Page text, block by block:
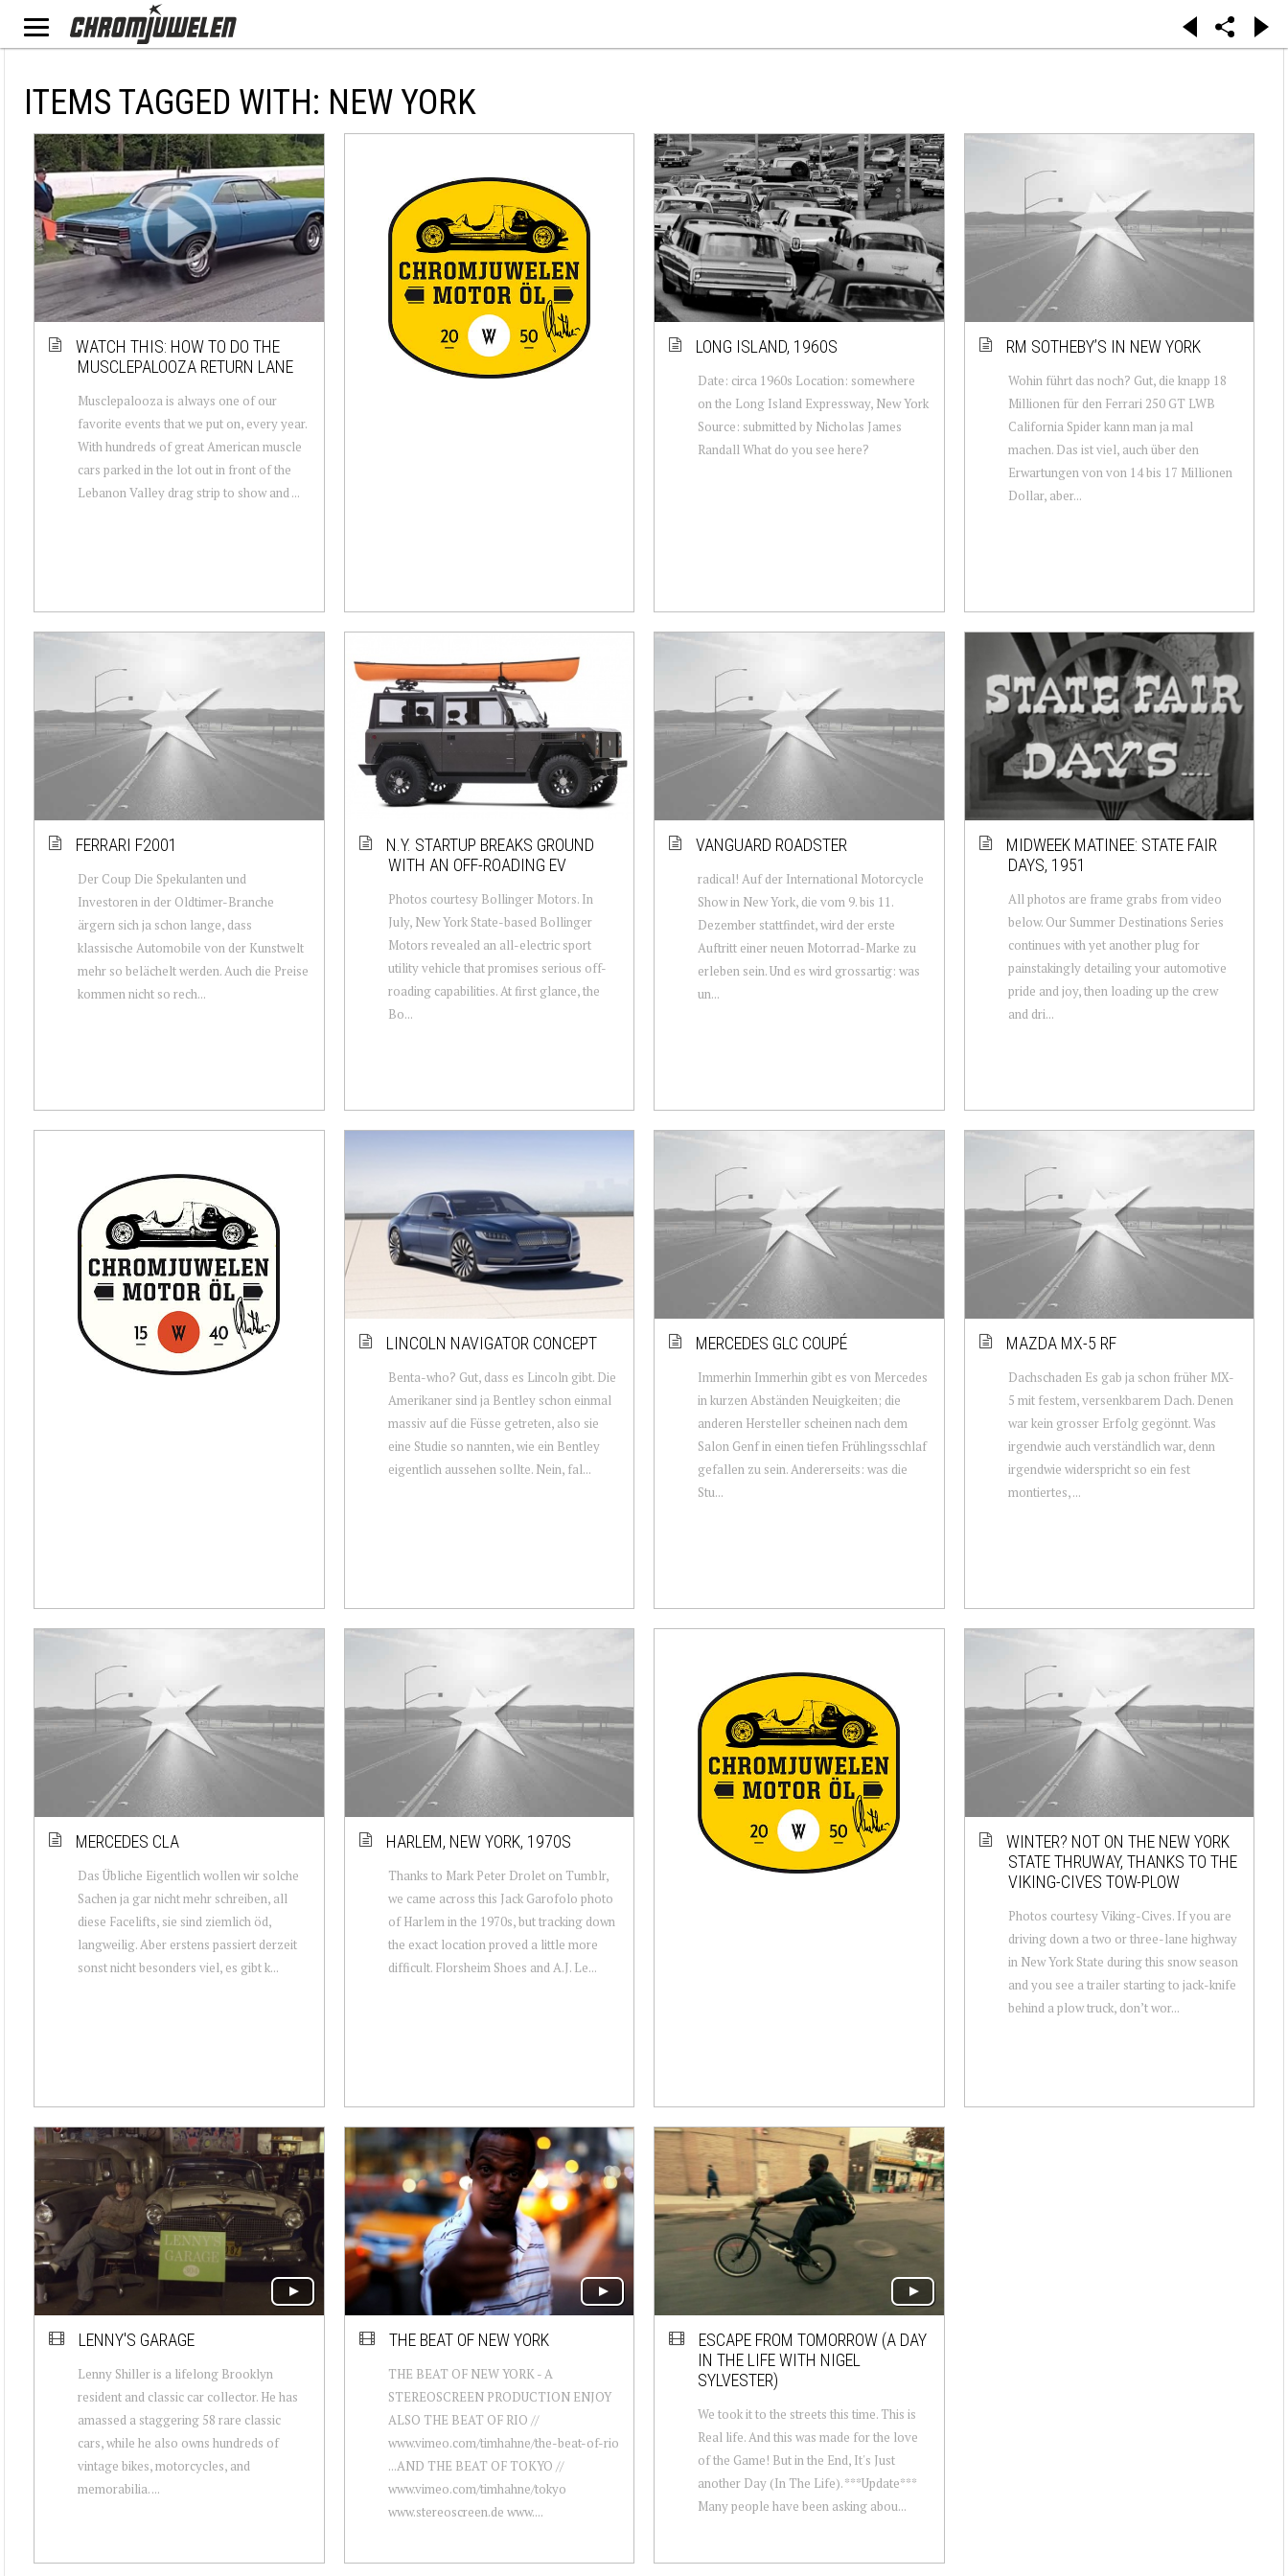
ITEMS TAGGED WITH: NEW YORK
WATCH THIS: HOW TO DO THE
MUSCLEPALOOZA RETURN LANE
Musclepalooza is always one of our
favorite events that we put on, every year.
With hundreds of great American muscle
cars parked in the lot out in front of the
Lebanon Valley drag strip to show and ...
LONG ISLAND, 1960S
Date: circa 1960s Location: somewhere
on the Long Island Expressway, New York
Source: submitted by Nicholas James
Randall What do you see here?
RM SOTHEBY’S IN NEW YORK
Wohin führt das noch? Gut, die knapp 18
Millionen für den Ferrari 250 GT LWB
California Spider kann man ja mal
machen. Das ist viel, auch über den
Erwartungen von von 14 bis 17 Millionen
Dollar, aber...
FERRARI F2001
Der Coup Die Spekulanten und
Investoren in der Oldtimer-Branche
ärgern sich ja schon lange, dass
klassische Automobile von der Kunstwelt
mehr so belächelt werden. Auch die Preise
kommen nicht so rech...
N.Y. STARTUP BREAKS GROUND
WITH AN OFF-ROADING EV
Photos courtesy Bollinger Motors. In
July, New York State-based Bollinger
Motors revealed an all-electric sport
utility vehicle that promises serious off-
roading capabilities. At first glance, the
Bo...
VANGUARD ROADSTER
radical! Auf der International Motorcycle
Show in New York, die vom 9. bis 11.
Dezember stattfindet, wird der erste
Auftritt einer neuen Motorrad-Marke zu
erleben sein. Und es wird grossartig: was
un...
MIDWEEK MATINEE: STATE FAIR
DAYS, 1951
All photos are frame grabs from video
below. Our Summer Destinations Series
continues with yet another plug for
painstakingly detailing your automotive
pride and joy, then loading up the crew
and dri...
LINCOLN NAVIGATOR CONCEPT
Benta-who? Gut, dass es Lincoln gibt. Die
Amerikaner sind ja Bentley schon einmal
massiv auf die Füsse getreten, also sie
eine Studie so nannten, wie ein Bentley
eigentlich aussehen sollte. Nein, fal...
MERCEDES GLC COUPÉ
Immerhin Immerhin gibt es von Mercedes
in kurzen Abständen Neuigkeiten; die
anderen Hersteller scheinen nach dem
Salon Genf in einen tiefen Frühlingsschlaf
gefallen zu sein. Andererseits: was die
Stu...
MAZDA MX-5 RF
Dachschaden Es gab ja schon früher MX-
5 mit festem, versenkbarem Dach. Denen
war kein grosser Erfolg gegönnt. Was
irgendwie auch verständlich war, denn
irgendwie widerspricht so ein fest
montiertes, ...
MERCEDES CLA
Das Übliche Eigentlich wollen wir solche
Sachen ja gar nicht mehr schreiben, all
diese Facelifts, sie sind ziemlich öd,
langweilig. Aber erstens passiert derzeit
sonst nicht besonders viel, es gibt k...
HARLEM, NEW YORK, 1970S
Thanks to Mark Peter Drolet on Tumblr,
we came across this Jack Garofolo photo
of Harlem in the 1970s, but tracking down
the exact location proved a little more
difficult. Florsheim Shoes and A.J. Le...
WINTER? NOT ON THE NEW YORK
STATE THRUWAY, THANKS TO THE
VIKING-CIVES TOW-PLOW
Photos courtesy Viking-Cives. If you are
driving down a two or three-lane highway
in New York State during this snow season
and you see a trailer starting to jack-knife
behind a plow truck, don’t wor...
LENNY'S GARAGE
Lenny Shiller is a lifelong Brooklyn
resident and classic car collector. He has
amassed a staggering 58 rare classic
cars, while he also owns hundreds of
vintage bikes, motorcycles, and
memorabilia. ...
THE BEAT OF NEW YORK
THE BEAT OF NEW YORK - A
STEREOSCREEN PRODUCTION ENJOY
ALSO THE BEAT OF RIO //
www.vimeo.com/timhahne/the-beat-of-rio
...AND THE BEAT OF TOKYO //
www.vimeo.com/timhahne/tokyo
www.stereoscreen.de www....
ESCAPE FROM TOMORROW (A DAY
IN THE LIFE WITH NIGEL
SYLVESTER)
We took it to the streets this time. This is
Real life. And this was made for the love
of the Game! But in the End, It's Just
another Day (In The Life). ***Update***
Many people have been asking abou...